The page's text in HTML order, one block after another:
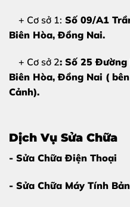
+ Cơ sở 1: Số 09/A1
Biên Hòa, Đồng Nai.
+ Cơ sở 2: Số 25 Đường
Biên Hòa, Đồng Nai (
Cảnh).
Dịch Vụ Sửa Chữa
- Sửa Chữa Điện Thoại
- Sửa Chữa Máy Tính